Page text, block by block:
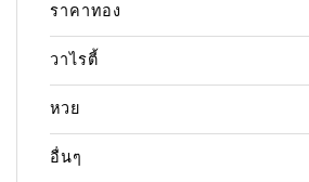
ราคาทอง
วาไรตี้
หวย
อื่นๆ